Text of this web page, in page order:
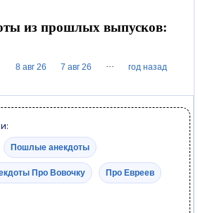
из прошлых выпусков:
8 авг 26 7 авг 26 ··· год назад
Пошлые анекдоты
Про Вовочку Про Евреев